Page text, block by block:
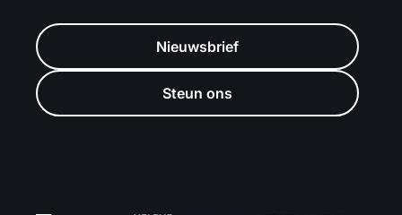
Nieuwsbrief
Steun ons